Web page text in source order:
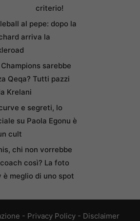
criterio!
al pepe: dopo la
arriva la
sarebbe
Qeqa? Tutti pazzi
Krelani
e segreti, lo
su Paola Egonu è
cult
chi non vorrebbe
così? La foto
è meglio di uno spot
- Privacy Policy - Disclaimer